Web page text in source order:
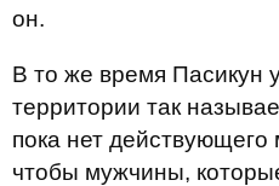
он.
В то же время Пасикун
территории так
пока нет действующего
чтобы мужчины,